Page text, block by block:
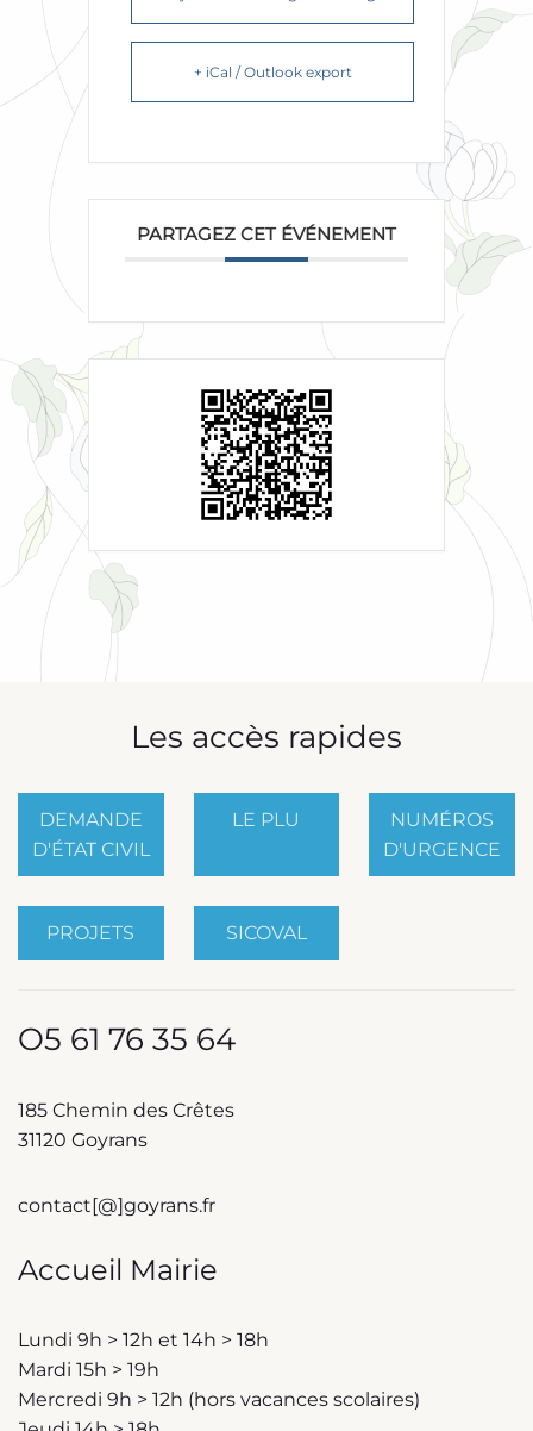
+ iCal / Outlook export
PARTAGEZ CET ÉVÉNEMENT
Les accès rapides
DEMANDE
D'ÉTAT CIVIL
LE PLU
NUMÉROS
D'URGENCE
PROJETS SICOVAL
O5 61 76 35 64
185 Chemin des Crêtes
31120 Goyrans
contact[@]goyrans.fr
Accueil Mairie
Lundi 9h > 12h et 14h > 18h
Mardi 15h > 19h
Mercredi 9h > 12h (hors vacances scolaires)